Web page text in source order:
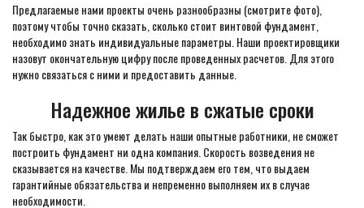
Предлагаемые нами проекты очень разнообразны (смотрите фото),
поэтому чтобы точно сказать, сколько стоит винтовой фундамент,
необходимо знать индивидуальные параметры. Наши проектировщики
назовут окончательную цифру после проведенных расчетов. Для этого
нужно связаться с ними и предоставить данные.
Надежное жилье в сжатые сроки
Так быстро, как это умеют делать наши опытные работники, не сможет
построить фундамент ни одна компания. Скорость возведения не
сказывается на качестве. Мы подтверждаем его тем, что выдаем
гарантийные обязательства и непременно выполняем их в случае
необходимости.